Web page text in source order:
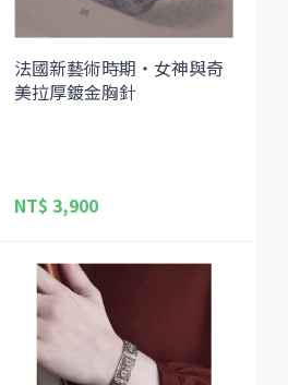
法國新藝術時期・女神與奇
美拉厚鍍金胸針
NT$ 3,900